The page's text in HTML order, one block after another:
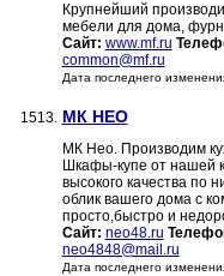
Крупнейший
мебели для дома,
Сайт: www.mf.ru
common@mf.ru
Дата последнего
1513. МК НЕО
МК Нео. Производим
Шкафы-купе от нашей
высокого качества по
облик вашего дома с
просто,быстро и
Сайт: neo48.ru
neo4848@mail.ru
Дата последнего